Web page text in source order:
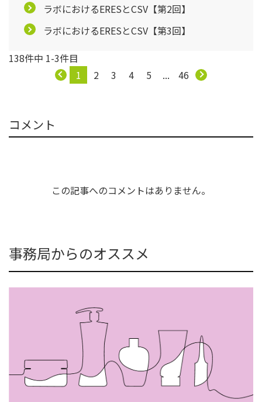
ラボにおけるERESとCSV【第2回】
ラボにおけるERESとCSV【第3回】
138件中 1-3件目
1
2 3 4 5 ... 46
コメント
この記事へのコメントはありません。
事務局からのオススメ